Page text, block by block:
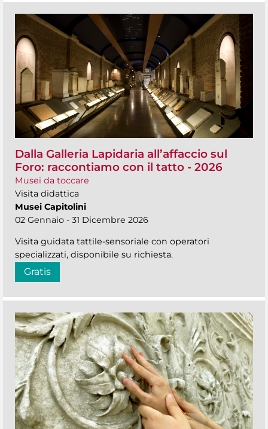
Dalla Galleria Lapidaria all’affaccio sul
Foro: raccontiamo con il tatto - 2026
Musei da toccare
Visita didattica
Musei Capitolini
02 Gennaio - 31 Dicembre 2026
Visita guidata tattile-sensoriale con operatori
specializzati, disponibile su richiesta.
Gratis